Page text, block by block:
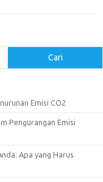
Cari
Emisi CO2
Pengurangan Emisi
Apa yang Harus